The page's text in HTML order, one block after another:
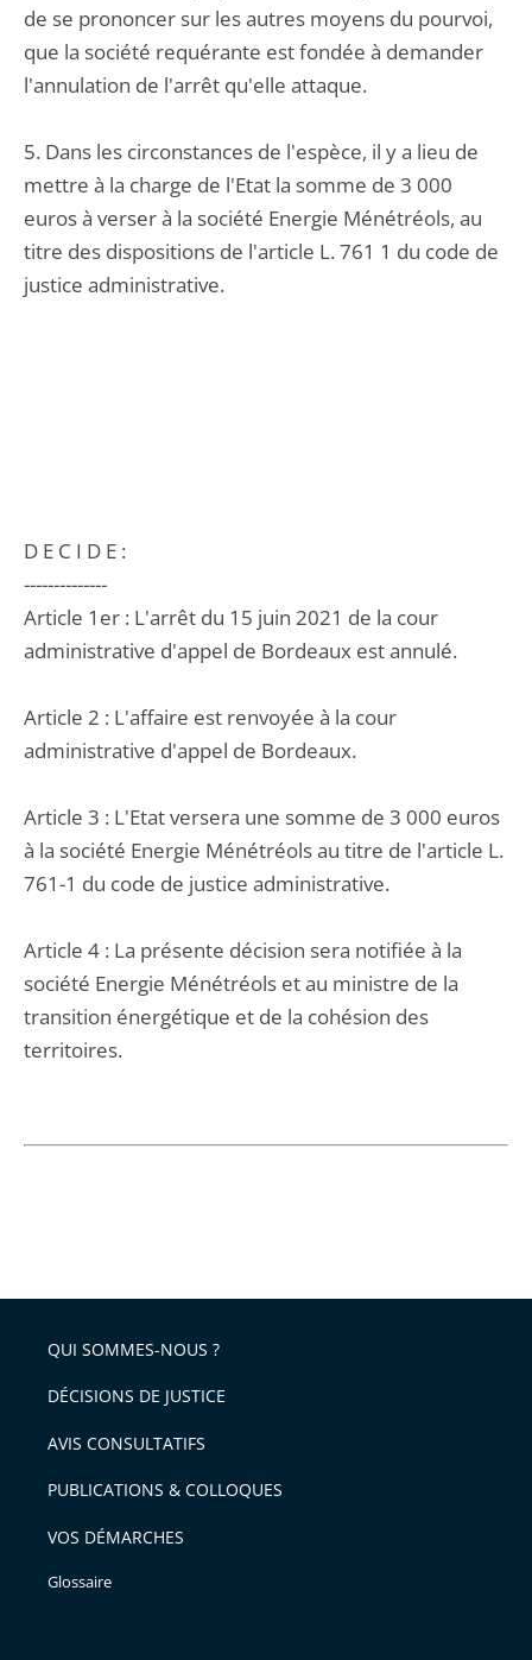
de se prononcer sur les autres moyens du pourvoi,
que la société requérante est fondée à demander
l'annulation de l'arrêt qu'elle attaque.
5. Dans les circonstances de l'espèce, il y a lieu de
mettre à la charge de l'Etat la somme de 3 000
euros à verser à la société Energie Ménétréols, au
titre des dispositions de l'article L. 761 1 du code de
justice administrative.
D E C I D E :
--------------
Article 1er : L'arrêt du 15 juin 2021 de la cour
administrative d'appel de Bordeaux est annulé.
Article 2 : L'affaire est renvoyée à la cour
administrative d'appel de Bordeaux.
Article 3 : L'Etat versera une somme de 3 000 euros
à la société Energie Ménétréols au titre de l'article L.
761-1 du code de justice administrative.
Article 4 : La présente décision sera notifiée à la
société Energie Ménétréols et au ministre de la
transition énergétique et de la cohésion des
territoires.
QUI SOMMES-NOUS ?
DÉCISIONS DE JUSTICE
AVIS CONSULTATIFS
PUBLICATIONS & COLLOQUES
VOS DÉMARCHES
Glossaire